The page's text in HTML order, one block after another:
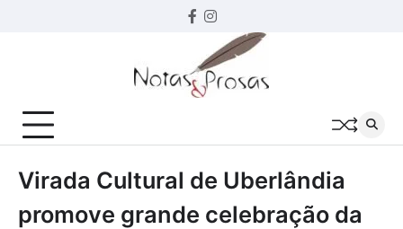
Facebook
instagram
Virada Cultural de Uberlândia
promove grande celebração da